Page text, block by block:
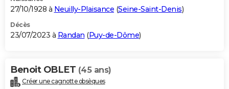
27/10/1928 à Neuilly-Plaisance (Seine-Saint-Denis)
Décès
23/07/2023 à Randan (Puy-de-Dôme)
Benoit OBLET (45 ans)
Créer une cagnotte obsèques